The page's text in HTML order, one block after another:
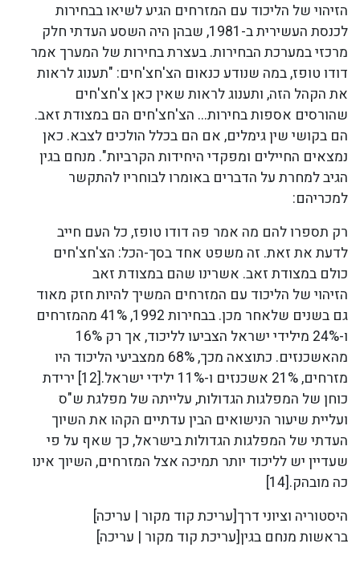
הזיהוי של הליכוד עם המזרחים הגיע לשיאו בבחירות
לכנסת העשירית ב-1981, שבהן היה השסע העדתי חלק
מרכזי במערכת הבחירות. בעצרת בחירות של המערך אמר
דודו טופז, במה שנודע כנאום הצ'חצ'חים: "תענוג לראות
את הקהל הזה, ותענוג לראות שאין כאן צ'חצ'חים
שהורסים אספות בחירות... הצ'חצ'חים הם במצודת זאב.
הם בקושי שין גימלים, אם הם בכלל הולכים לצבא. כאן
נמצאים החיילים ומפקדי היחידות הקרביות". מנחם בגין
הגיב למחרת על הדברים באומרו לבוחריו להתקשר
למכריהם:
רק תספרו להם מה אמר פה דודו טופז, כל העם חייב
לדעת את זאת. זה משפט אחד בסך-הכל: הצ'חצ'חים
כולם במצודת זאב. אשרינו שהם במצודת זאב
הזיהוי של הליכוד עם המזרחים המשיך להיות חזק מאוד
גם בשנים שלאחר מכן. בבחירות 1992, 41% מהמזרחים
ו-24% מילידי ישראל הצביעו לליכוד, אך רק 16%
מהאשכנזים. כתוצאה מכך, 68% ממצביעי הליכוד היו
מזרחים, 21% אשכנזים ו-11% ילידי ישראל.[12] ירידת
כוחן של המפלגות הגדולות, עלייתה של מפלגת ש"ס
ועליית שיעור הנישואים הבין עדתיים הקהו את השיוך
העדתי של המפלגות הגדולות בישראל, כך שאף על פי
שעדיין יש לליכוד יותר תמיכה אצל המזרחים, השיוך אינו
כה מובהק.[14]
היסטוריה וציוני דרך[עריכת קוד מקור | עריכה]
בראשות מנחם בגין[עריכת קוד מקור | עריכה]